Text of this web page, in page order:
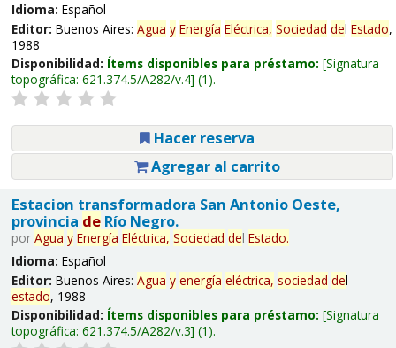
Idioma: Español
Editor: Buenos Aires: Agua y Energía Eléctrica, Sociedad del Estado,
1988
Disponibilidad: Ítems disponibles para préstamo: Signatura
topográfica: 621.374.5/A282/v.4 (1).
Hacer reserva
Agregar al carrito
Estacion transformadora San Antonio Oeste,
provincia deRío Negro.
por Agua y Energía Eléctrica, Sociedad del Estado.
Idioma: Español
Editor: Buenos Aires: Agua y energía eléctrica, sociedad del
estado, 1988
Disponibilidad: Ítems disponibles para préstamo: Signatura
topográfica: 621.374.5/A282/v.3 (1).